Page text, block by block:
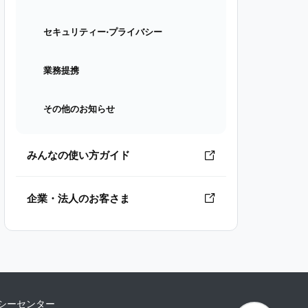
セキュリティー⋅プライバシー
業務提携
その他のお知らせ
みんなの使い方ガイド
企業・法人のお客さま
ーセンター